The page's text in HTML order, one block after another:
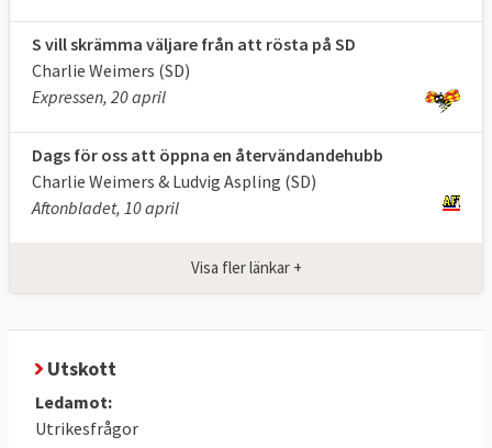
S vill skrämma väljare från att rösta på SD
Charlie Weimers (SD)
Expressen, 20 april
Dags för oss att öppna en återvändandehubb
Charlie Weimers & Ludvig Aspling (SD)
Aftonbladet, 10 april
Visa fler länkar +
Utskott
Ledamot:
Utrikesfrågor